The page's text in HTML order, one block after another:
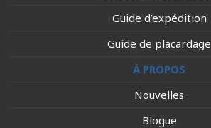
Guide d’expédition
Guide de placardage
À PROPOS
Nouvelles
Blogue